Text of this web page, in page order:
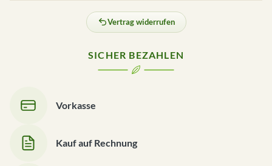
Vertrag widerrufen
SICHER BEZAHLEN
Vorkasse
Kauf auf Rechnung